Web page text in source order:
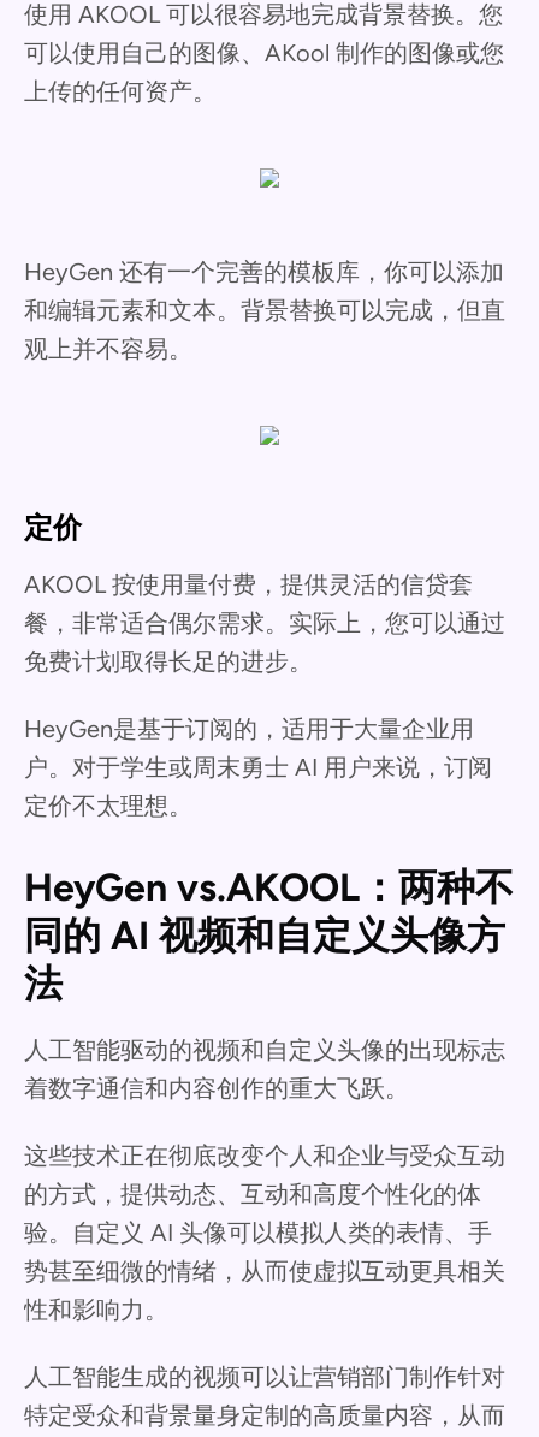
使用 AKOOL 可以很容易地完成背景替换。您
可以使用自己的图像、AKool 制作的图像或您
上传的任何资产。
HeyGen 还有一个完善的模板库，你可以添加
和编辑元素和文本。背景替换可以完成，但直
观上并不容易。
定价
AKOOL 按使用量付费，提供灵活的信贷套
餐，非常适合偶尔需求。实际上，您可以通过
免费计划取得长足的进步。
HeyGen是基于订阅的，适用于大量企业用
户。对于学生或周末勇士 AI 用户来说，订阅
定价不太理想。
HeyGen vs.AKOOL：两种不
同的 AI 视频和自定义头像方
法
人工智能驱动的视频和自定义头像的出现标志
着数字通信和内容创作的重大飞跃。
这些技术正在彻底改变个人和企业与受众互动
的方式，提供动态、互动和高度个性化的体
验。自定义 AI 头像可以模拟人类的表情、手
势甚至细微的情绪，从而使虚拟互动更具相关
性和影响力。
人工智能生成的视频可以让营销部门制作针对
特定受众和背景量身定制的高质量内容，从而